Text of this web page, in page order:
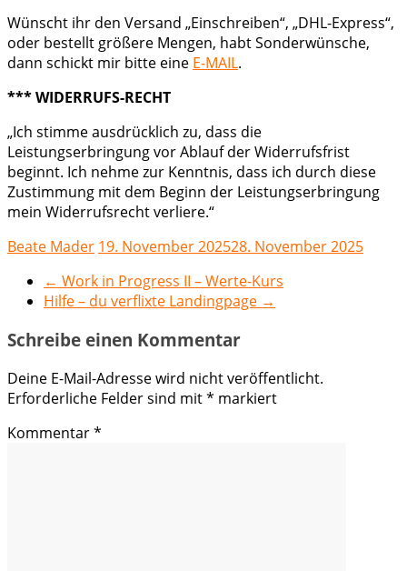
Wünscht ihr den Versand „Einschreiben“, „DHL-Express“,
oder bestellt größere Mengen, habt Sonderwünsche,
dann schickt mir bitte eine E-MAIL.
*** WIDERRUFS-RECHT
„Ich stimme ausdrücklich zu, dass die
Leistungserbringung vor Ablauf der Widerrufsfrist
beginnt. Ich nehme zur Kenntnis, dass ich durch diese
Zustimmung mit dem Beginn der Leistungserbringung
mein Widerrufsrecht verliere.“
Beate Mader 19. November 202528. November 2025
← Work in Progress II – Werte-Kurs
Hilfe – du verflixte Landingpage →
Schreibe einen Kommentar
Deine E-Mail-Adresse wird nicht veröffentlicht.
Erforderliche Felder sind mit* markiert
Kommentar*